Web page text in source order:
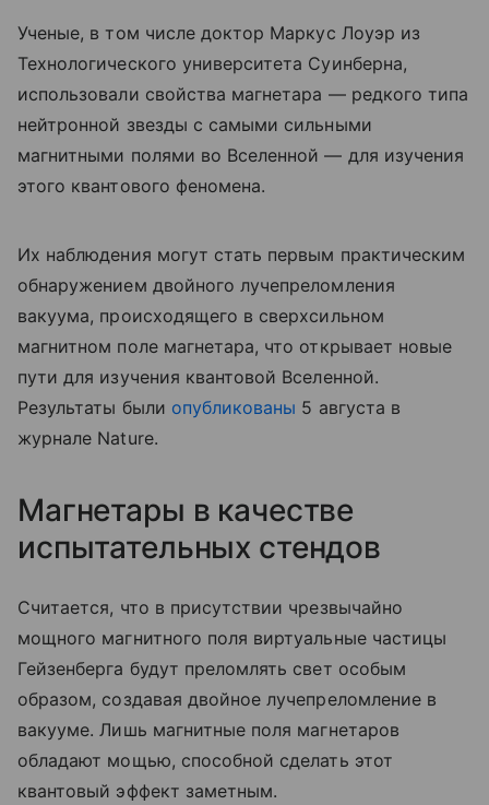
Ученые, в том числе доктор Маркус Лоуэр из
Технологического университета Суинберна,
использовали свойства магнетара — редкого типа
нейтронной звезды с самыми сильными
магнитными полями во Вселенной — для изучения
этого квантового феномена.
Их наблюдения могут стать первым практическим
обнаружением двойного лучепреломления
вакуума, происходящего в сверхсильном
магнитном поле магнетара, что открывает новые
пути для изучения квантовой Вселенной.
Результаты были опубликованы 5 августа в
журнале Nature.
Магнетары в качестве
испытательных стендов
Считается, что в присутствии чрезвычайно
мощного магнитного поля виртуальные частицы
Гейзенберга будут преломлять свет особым
образом, создавая двойное лучепреломление в
вакууме. Лишь магнитные поля магнетаров
обладают мощью, способной сделать этот
квантовый эффект заметным.